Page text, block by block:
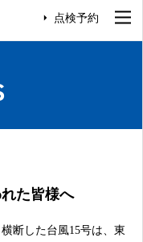
点検予約
た皆様へ
断した台風15号は、東